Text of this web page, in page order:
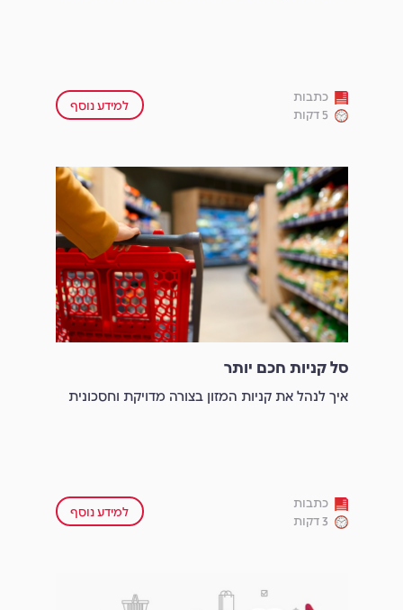
כתבות
5 דקות
למידע נוסף
סל קניות חכם יותר
איך לנהל את קניות המזון בצורה מדויקת וחסכונית
כתבות
3 דקות
למידע נוסף